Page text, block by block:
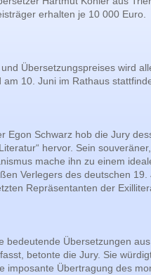
erhalten je 10 000 Euro.
Übersetzungspreises wird
10. Juni im Rathaus
Egon Schwarz hob die Jury
hervor. Sein
mache ihn zu einem
Verlegers des deutschen
Repräsentanten der
bedeutende Übersetzungen
betonte die Jury. Sie
imposante Übertragung des